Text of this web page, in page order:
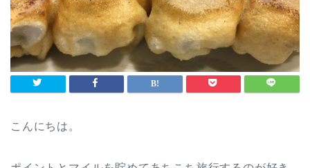
こんにちは。